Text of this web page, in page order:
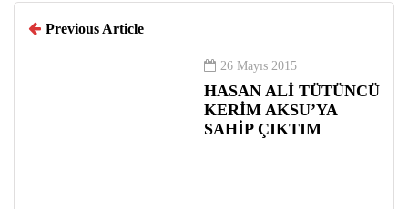
Previous Article
26 Mayıs 2015
HASAN ALİ TÜTÜNCÜ
KERİM AKSU’YA
SAHİP ÇIKTIM